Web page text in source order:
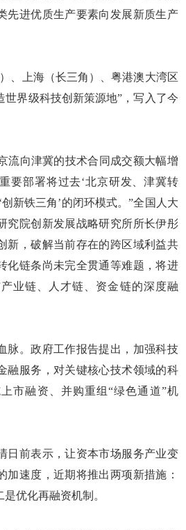
先进优质生产要素向发展新质生产
上海（长三角）、粤港澳大湾区
世界级科技创新策源地”，写入了今
向津冀的技术合同成交额大幅增
要部署将过去‘北京研发、津冀转
新铁三角’的闭环模式。”全国人大
究院创新发展战略研究所所长伊彤
新，破解当前存在的跨区域利益共
化链条尚未完全贯通等难题，将进
业链、人才链、资金链的深度融
。政府工作报告提出，加强科技
融服务，对关键核心技术领域的科
市融资、并购重组“绿色通道”机
前表示，让资本市场服务产业变
加速度，近期将推出两项新措施：
优化再融资机制。